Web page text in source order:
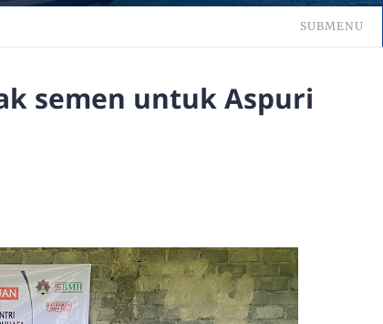
SUBMENU
semen untuk Aspuri